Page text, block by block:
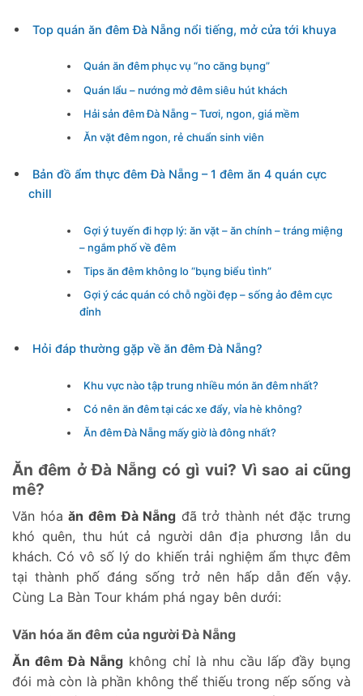
Top quán ăn đêm Đà Nẵng nổi tiếng, mở cửa tới khuya
Quán ăn đêm phục vụ “no căng bụng”
Quán lẩu – nướng mở đêm siêu hút khách
Hải sản đêm Đà Nẵng – Tươi, ngon, giá mềm
Ăn vặt đêm ngon, rẻ chuẩn sinh viên
Bản đồ ẩm thực đêm Đà Nẵng – 1 đêm ăn 4 quán cực
chill
Gợi ý tuyến đi hợp lý: ăn vặt – ăn chính – tráng miệng
– ngắm phố về đêm
Tips ăn đêm không lo “bụng biểu tình”
Gợi ý các quán có chỗ ngồi đẹp – sống ảo đêm cực
đỉnh
Hỏi đáp thường gặp về ăn đêm Đà Nẵng?
Khu vực nào tập trung nhiều món ăn đêm nhất?
Có nên ăn đêm tại các xe đẩy, vỉa hè không?
Ăn đêm Đà Nẵng mấy giờ là đông nhất?
Ăn đêm ở Đà Nẵng có gì vui? Vì sao ai cũng
mê?
Văn hóaăn đêm Đà Nẵng đã trở thành nét đặc trưng
khó quên, thu hút cả người dân địa phương lẫn du
khách. Có vô số lý do khiến trải nghiệm ẩm thực đêm
tại thành phố đáng sống trở nên hấp dẫn đến vậy.
Cùng La Bàn Tour khám phá ngay bên dưới:
Văn hóa ăn đêm của người Đà Nẵng
Ăn đêm Đà Nẵng không chỉ là nhu cầu lấp đầy bụng
đói mà còn là phần không thể thiếu trong nếp sống và